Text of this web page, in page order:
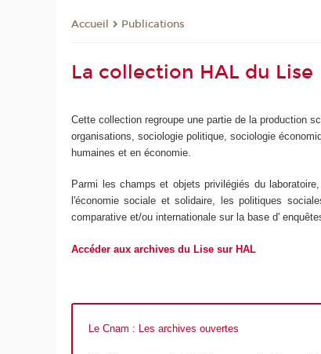
Accueil Publications
La collection HAL du Lise
Cette collection regroupe une partie de la production
organisations, sociologie politique, sociologie
humaines et en économie.
Parmi les champs et objets privilégiés du
l'économie sociale et solidaire, les politiques
comparative et/ou internationale sur la base d'
Accéder aux archives du Lise sur HAL
Le Cnam : Les archives ouvertes